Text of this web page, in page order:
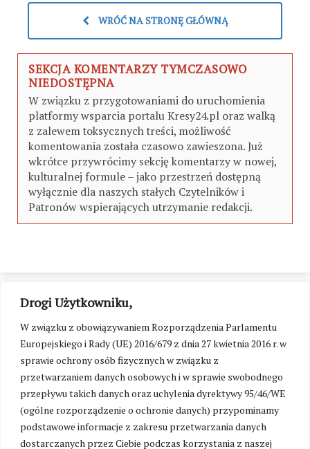
Drogi Użytkowniku,
W związku z obowiązywaniem Rozporządzenia Parlamentu
Europejskiego i Rady (UE) 2016/679 z dnia 27 kwietnia 2016 r. w
sprawie ochrony osób fizycznych w związku z
przetwarzaniem danych osobowych i w sprawie swobodnego
przepływu takich danych oraz uchylenia dyrektywy 95/46/WE
(ogólne rozporządzenie o ochronie danych) przypominamy
podstawowe informacje z zakresu przetwarzania danych
dostarczanych przez Ciebie podczas korzystania z naszej
WRÓĆ NA STRONĘ GŁÓWNĄ
SEKCJA KOMENTARZY TYMCZASOWO
NIEDOSTĘPNA
W związku z przygotowaniami do uruchomienia
platformy wsparcia portalu Kresy24.pl oraz walką
z zalewem toksycznych treści, możliwość
komentowania została czasowo zawieszona. Już
wkrótce przywrócimy sekcję komentarzy w nowej,
kulturalnej formule – jako przestrzeń dostępną
wyłącznie dla naszych stałych Czytelników i
Patronów wspierających utrzymanie redakcji.